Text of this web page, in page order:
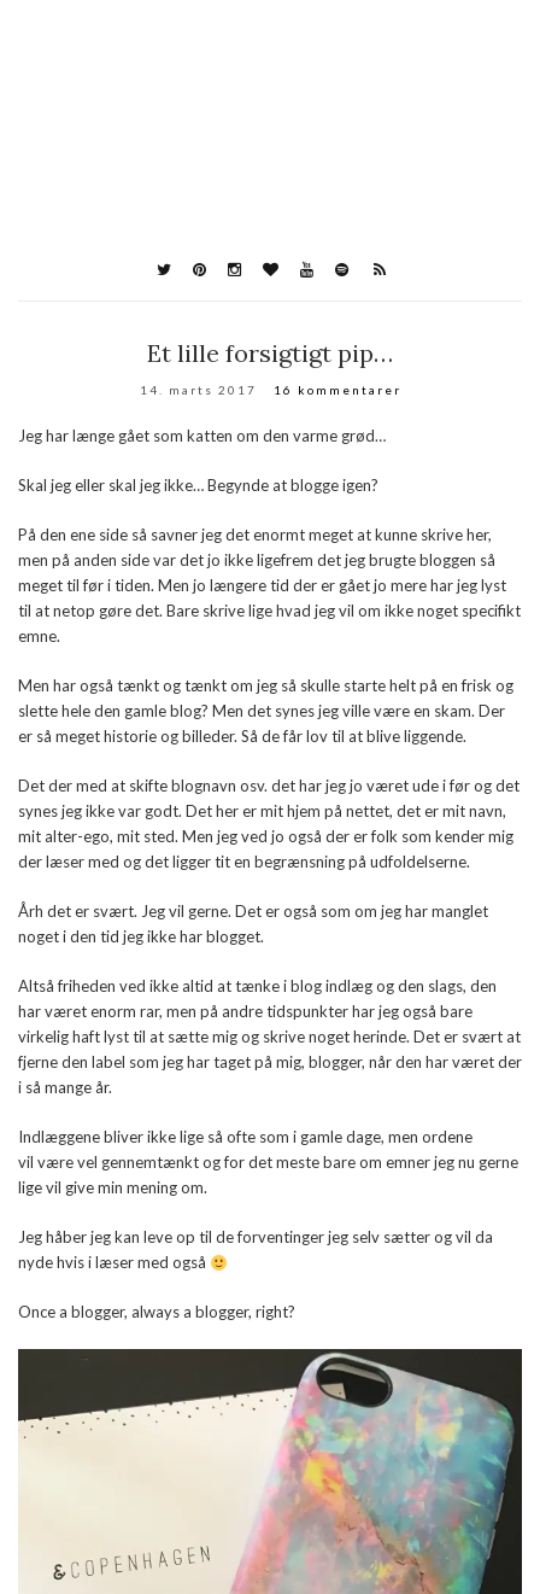
Et lille forsigtigt pip…
14. marts 2017 16 kommentarer
Jeg har længe gået som katten om den varme grød…
Skal jeg eller skal jeg ikke… Begynde at blogge igen?
På den ene side så savner jeg det enormt meget at kunne skrive her,
men på anden side var det jo ikke ligefrem det jeg brugte bloggen så
meget til før i tiden. Men jo længere tid der er gået jo mere har jeg lyst
til at netop gøre det. Bare skrive lige hvad jeg vil om ikke noget specifikt
emne.
Men har også tænkt og tænkt om jeg så skulle starte helt på en frisk og
slette hele den gamle blog? Men det synes jeg ville være en skam. Der
er så meget historie og billeder. Så de får lov til at blive liggende.
Det der med at skifte blognavn osv. det har jeg jo været ude i før og det
synes jeg ikke var godt. Det her er mit hjem på nettet, det er mit navn,
mit alter-ego, mit sted. Men jeg ved jo også der er folk som kender mig
der læser med og det ligger tit en begrænsning på udfoldelserne.
Årh det er svært. Jeg vil gerne. Det er også som om jeg har manglet
noget i den tid jeg ikke har blogget.
Altså friheden ved ikke altid at tænke i blog indlæg og den slags, den
har været enorm rar, men på andre tidspunkter har jeg også bare
virkelig haft lyst til at sætte mig og skrive noget herinde. Det er svært at
fjerne den label som jeg har taget på mig, blogger, når den har været der
i så mange år.
Indlæggene bliver ikke lige så ofte som i gamle dage, men ordene
vil være vel gennemtænkt og for det meste bare om emner jeg nu gerne
lige vil give min mening om.
Jeg håber jeg kan leve op til de forventinger jeg selv sætter og vil da
nyde hvis i læser med også
Once a blogger, always a blogger, right?